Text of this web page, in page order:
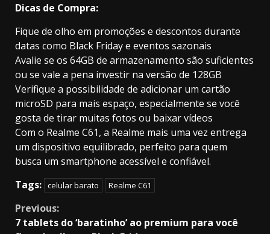
Dicas de Compra:
Fique de olho em promoções e descontos durante
datas como Black Friday e eventos sazonais
Avalie se os 64GB de armazenamento são suficientes
ou se vale a pena investir na versão de 128GB
Verifique a possibilidade de adicionar um cartão
microSD para mais espaço, especialmente se você
gosta de tirar muitas fotos ou baixar vídeos
Com o Realme C61, a Realme mais uma vez entrega
um dispositivo equilibrado, perfeito para quem
busca um smartphone acessível e confiável.
Tags: celular barato Realme C61
Continue
Previous:
7 tablets do ‘baratinho’ ao premium para você